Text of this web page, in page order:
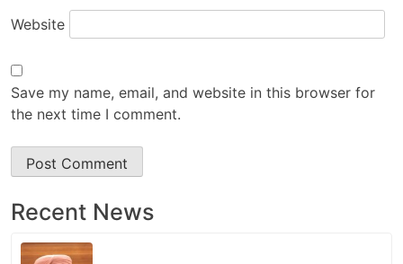
Website
Save my name, email, and website in this browser for
the next time I comment.
Recent News